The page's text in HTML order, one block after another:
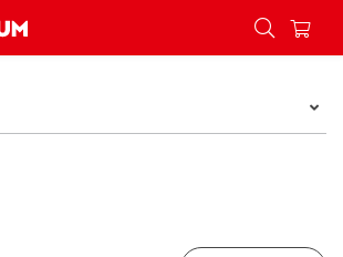
- Kategorije - Konzum